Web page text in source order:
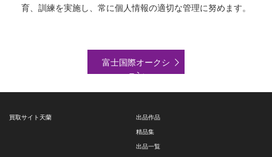
育、訓練を実施し、常に個人情報の適切な管理に努めます。
富士国際オークシ
ョン
買取サイト天蘭 出品作品
精品集
出品一覧